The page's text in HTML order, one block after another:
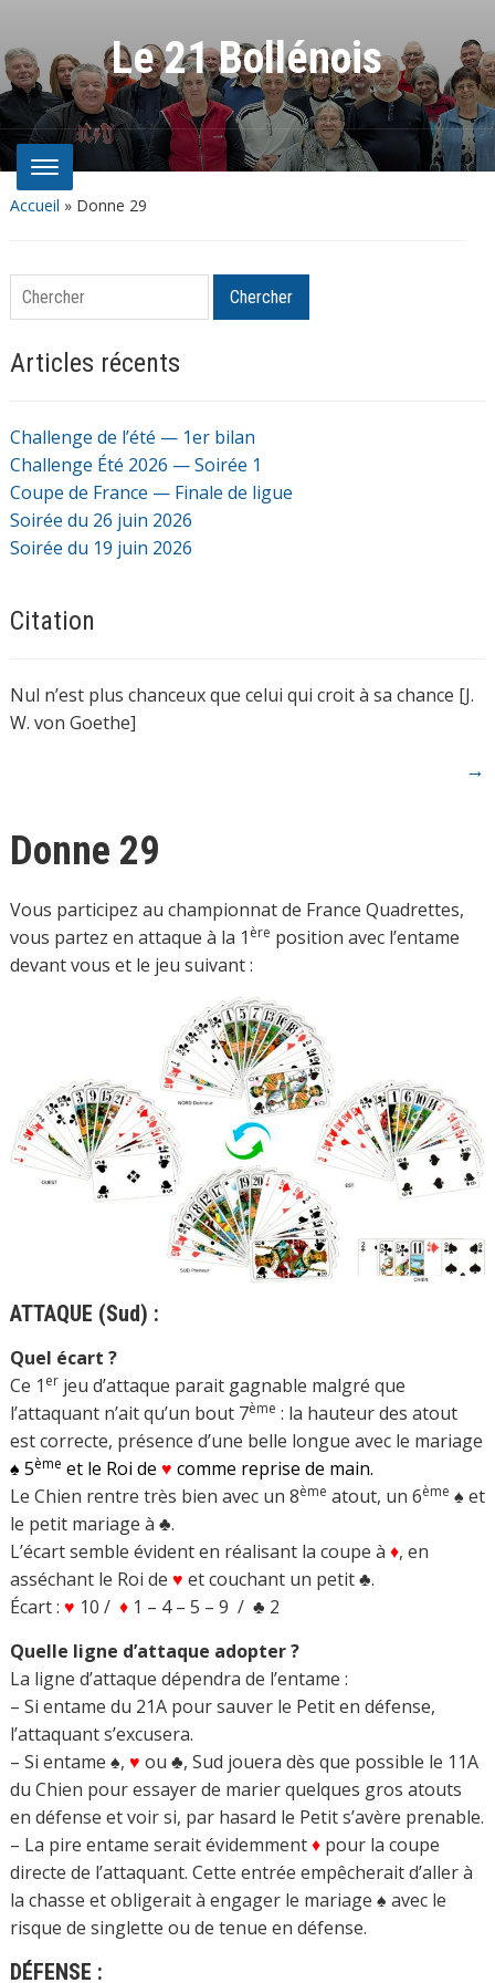
Le 21 Bollénois
Accueil » Donne 29
Chercher Chercher
Articles récents
Challenge de l’été — 1er bilan
Challenge Été 2026 — Soirée 1
Coupe de France — Finale de ligue
Soirée du 26 juin 2026
Soirée du 19 juin 2026
Citation
Nul n’est plus chanceux que celui qui croit à sa chance [J.
W. von Goethe]
→
Donne 29
Vous participez au championnat de France Quadrettes,
vous partez en attaque à la 1 ère position avec l’entame
devant vous et le jeu suivant :
ATTAQUE (Sud) :
Quel écart ?
Ce 1 erjeu d’attaque parait gagnable malgré que
l’attaquant n’ait qu’un bout 7ème : la hauteur des atout
est correcte, présence d’une belle longue avec le mariage
♠ 5ème et le Roi de ♥ comme reprise de main.
Le Chien rentre très bien avec un 8ème atout, un 6ème ♠ et
le petit mariage à ♣.
L’écart semble évident en réalisant la coupe à ♦, en
asséchant le Roi de ♥ et couchant un petit ♣.
Écart : ♥ 10 / ♦1 – 4 – 5 – 9 / ♣ 2
Quelle ligne d’attaque adopter ?
La ligne d’attaque dépendra de l’entame :
– Si entame du 21A pour sauver le Petit en défense,
l’attaquant s’excusera.
– Si entame ♠, ♥ ou ♣, Sud jouera dès que possible le 11A
du Chien pour essayer de marier quelques gros atouts
en défense et voir si, par hasard le Petit s’avère prenable.
– La pire entame serait évidemment♦pour la coupe
directe de l’attaquant. Cette entrée empêcherait d’aller à
la chasse et obligerait à engager le mariage ♠ avec le
risque de singlette ou de tenue en défense.
DÉFENSE :